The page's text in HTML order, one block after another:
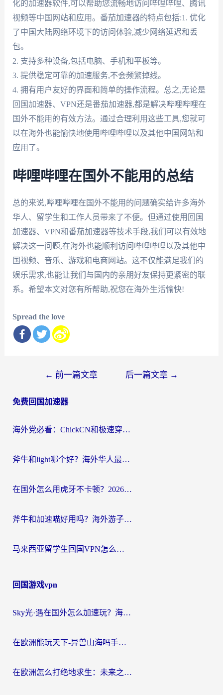
化的加速器软件,可以帮助您流畅地访问哔哩哔哩、腾讯
视频等中国网站和应用。番茄加速器的特点包括:1. 优化
了中国大陆网络环境下的访问体验,减少网络延迟和丢
包。
2. 支持多种设备,包括电脑、手机和平板等。
3. 提供稳定可靠的加速服务,不会频繁掉线。
4. 拥有用户友好的界面和简单的操作流程。总之,无论是
回国加速器、VPN还是番茄加速器,都是解决哔哩哔哩在
国外不能用的有效方法。通过合理利用这些工具,您就可
以在海外也能愉快地使用哔哩哔哩以及其他中国网站和
应用了。
哔哩哔哩在国外不能用的总结
总的来说,哔哩哔哩在国外不能用的问题确实给许多海外
华人、留学生和工作人员带来了不便。但通过使用回国
加速器、VPN和番茄加速器等技术手段,我们可以有效地
解决这一问题,在海外也能顺利访问哔哩哔哩以及其他中
国视频、音乐、游戏和电商网站。这不仅能满足我们的
娱乐需求,也能让我们与国内的亲朋好友保持更紧密的联
系。希望本文对您有所帮助,祝您在海外生活愉快!
Spread the love
导
← 前一篇文章 后一篇文章 →
免费回国加速器
海外党必看：ChickCN和极速穿梭VPN好用吗？3招教你选对回国加速器无缝刷国内资源
斧牛和light哪个好？海外华人最关心的回国加速器选择难题，一篇讲透
在国外怎么用虎牙不卡顿？2026海外华人亲测有效的回国加速器选择指南
斧牛和加速喵好用吗？海外游子的真实选择困境
马来西亚留学生回国VPN怎么选？3个避坑点+1款实测好用的加速器推荐
回国游戏vpn
Sky光·遇在国外怎么加速玩？海外党亲测有效的国服游戏加速指南
在欧洲能玩天下-异兽山海吗手游？海外玩家的加速器生存指南
在欧洲怎么打绝地求生：未来之役不卡？留学生亲测的加速器避坑指南